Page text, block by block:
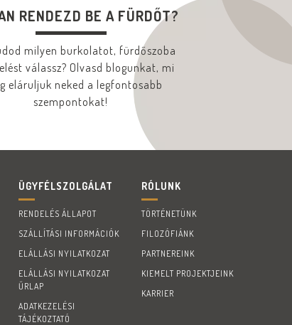
RENDEZD BE A FÜRDŐT?
milyen burkolatot, fürdőszoba
válassz? Olvasd blogunkat, mi
eláruljuk neked a legfontosabb
szempontokat!
ÜGYFÉLSZOLGÁLAT
RENDELÉS ÁLLAPOT
SZÁLLÍTÁSI INFORMÁCIÓK
ELÁLLÁSI NYILATKOZAT
ELÁLLÁSI NYILATKOZAT
ŰRLAP
ADATKEZELÉSI
TÁJÉKOZTATÓ
RÓLUNK
TÖRTÉNETÜNK
FILOZÓFIÁNK
PARTNEREINK
KIEMELT PROJEKTJEINK
KARRIER